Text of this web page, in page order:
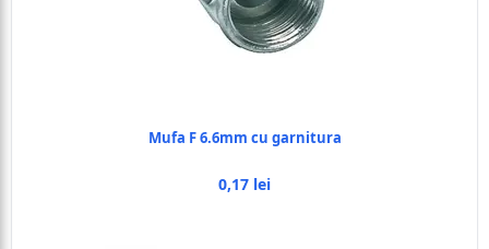
Mufa F 6.6mm cu garnitura
0,17 lei